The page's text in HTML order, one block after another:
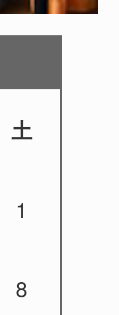
土
1
8